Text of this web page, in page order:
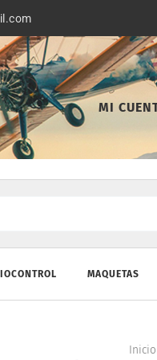
MI
MAQUETAS
Inicio